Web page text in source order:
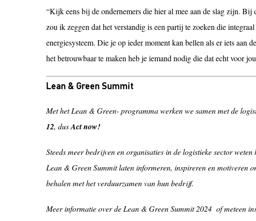
“Kijk eens bij de ondernemers die hier al mee aan de slag zijn. Bij
zou ik zeggen dat het verstandig is een partij te zoeken die
energiesysteem. Die je op ieder moment kan bellen als er iets aan
het betrouwbaar te maken heb je iemand nodig die dat echt voor
Lean & Green Summit
Met het Lean & Green- programma werken we samen met de
12, dusAct now!
Steeds meer bedrijven en organisaties in de logistieke sector
Lean & Green Summit laten informeren, inspireren en motiveren
behalen met het verduurzamen van hun bedrijf.
Meer informatie over de Lean & Green Summit 2024 of meteen